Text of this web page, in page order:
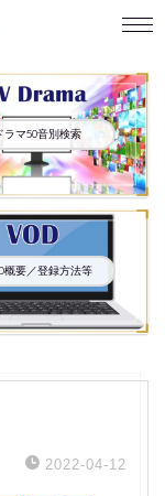
ラマ50音別検索
概要／登録方法等
2022-04-12